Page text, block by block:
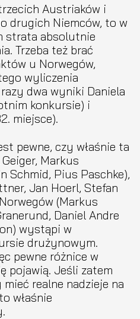
Austriaków i
drugich Niemców, to w
strata absolutnie
Trzeba też brać
u Norwegów,
wyliczenia
dwa wyniki Daniela
konkursie) i
miejsce).
pewne, czy właśnie ta
Markus
Schmid, Pius Paschke),
Jan Hoerl, Stefan
(Markus
Daniel Andre
wystąpi w
drużynowym.
pewne różnice w
pojawią. Jeśli zatem
realne nadzieje na
właśnie